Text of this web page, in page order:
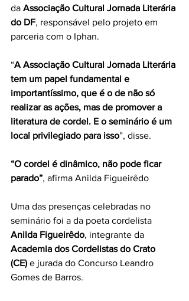
da Associação Cultural Jornada Literária
do DF, responsável pelo projeto em
parceria com o Iphan.
“A Associação Cultural Jornada Literária
tem um papel fundamental e
importantíssimo, que é o de não só
realizar as ações, mas de promover a
literatura de cordel. E o seminário é um
local privilegiado para isso”, disse.
“O cordel é dinâmico, não pode ficar
parado”, afirma Anilda Figueirêdo
Uma das presenças celebradas no
seminário foi a da poeta cordelista
Anilda Figueirêdo, integrante da
Academia dos Cordelistas do Crato
(CE) e jurada do Concurso Leandro
Gomes de Barros.